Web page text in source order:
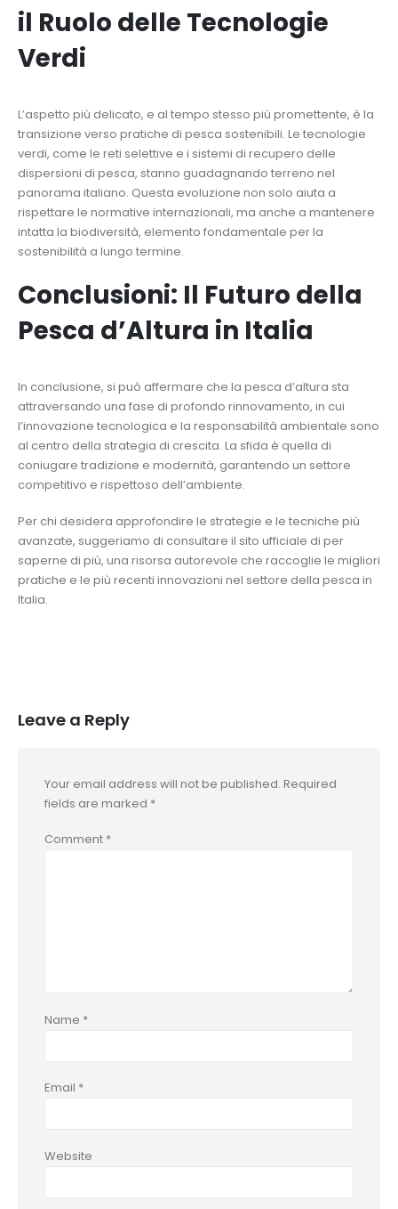
il Ruolo delle Tecnologie
Verdi
L’aspetto più delicato, e al tempo stesso più promettente, è la
transizione verso pratiche di pesca sostenibili. Le tecnologie
verdi, come le reti selettive e i sistemi di recupero delle
dispersioni di pesca, stanno guadagnando terreno nel
panorama italiano. Questa evoluzione non solo aiuta a
rispettare le normative internazionali, ma anche a mantenere
intatta la biodiversità, elemento fondamentale per la
sostenibilità a lungo termine.
Conclusioni: Il Futuro della
Pesca d’Altura in Italia
In conclusione, si può affermare che la pesca d’altura sta
attraversando una fase di profondo rinnovamento, in cui
l’innovazione tecnologica e la responsabilità ambientale sono
al centro della strategia di crescita. La sfida è quella di
coniugare tradizione e modernità, garantendo un settore
competitivo e rispettoso dell’ambiente.
Per chi desidera approfondire le strategie e le tecniche più
avanzate, suggeriamo di consultare il sito ufficiale di per
saperne di più, una risorsa autorevole che raccoglie le migliori
pratiche e le più recenti innovazioni nel settore della pesca in
Italia.
Leave a Reply
Your email address will not be published. Required
fields are marked *
Comment *
Name *
Email *
Website